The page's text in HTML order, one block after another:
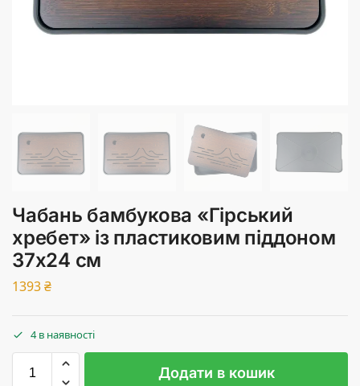
Чабань бамбукова «Гірський
хребет» із пластиковим піддоном
37х24 см
1393₴
4 в наявності
Додати в кошик